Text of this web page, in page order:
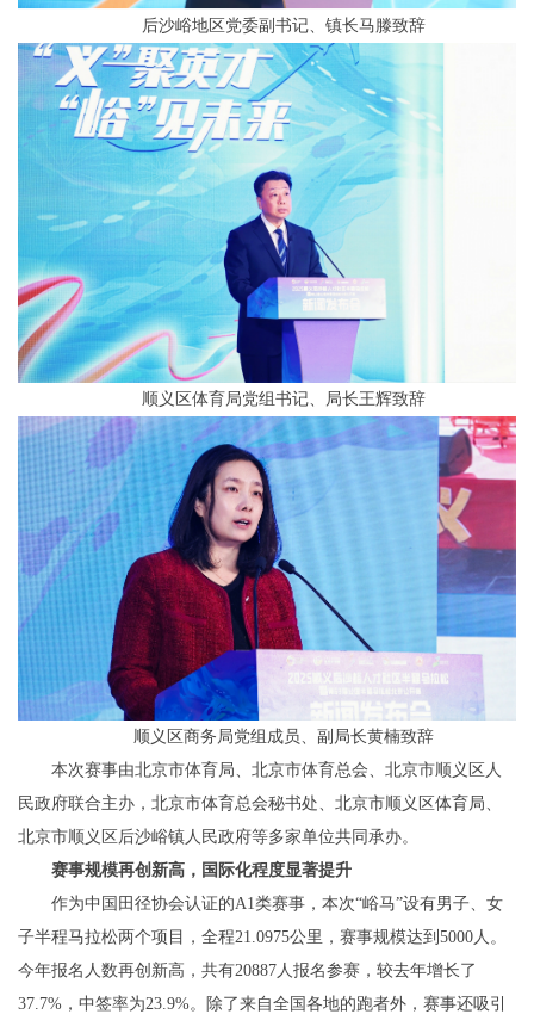
后沙峪地区党委副书记、镇长马滕致辞
顺义区体育局党组书记、局长王辉致辞
顺义区商务局党组成员、副局长黄楠致辞
本次赛事由北京市体育局、北京市体育总会、北京市顺义区人
民政府联合主办，北京市体育总会秘书处、北京市顺义区体育局、
北京市顺义区后沙峪镇人民政府等多家单位共同承办。
赛事规模再创新高，国际化程度显著提升
作为中国田径协会认证的A1类赛事，本次“峪马”设有男子、女
子半程马拉松两个项目，全程21.0975公里，赛事规模达到5000人。
今年报名人数再创新高，共有20887人报名参赛，较去年增长了
37.7%，中签率为23.9%。除了来自全国各地的跑者外，赛事还吸引